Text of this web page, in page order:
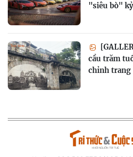
"siêu bò"
cầu trăm
chỉnh trang